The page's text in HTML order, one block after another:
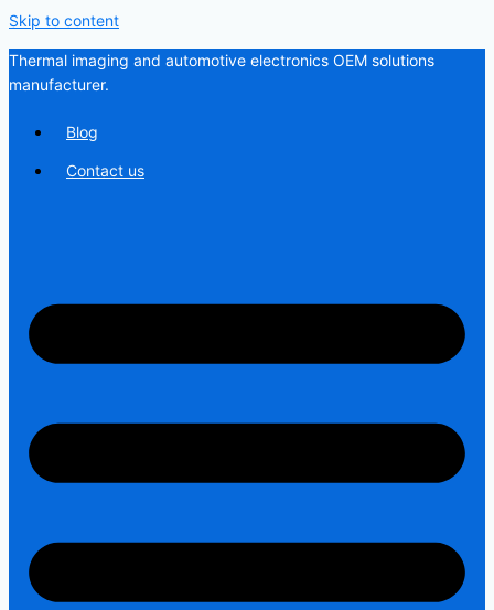
Skip to content
Thermal imaging and automotive electronics OEM solutions
manufacturer.
Blog
Contact us